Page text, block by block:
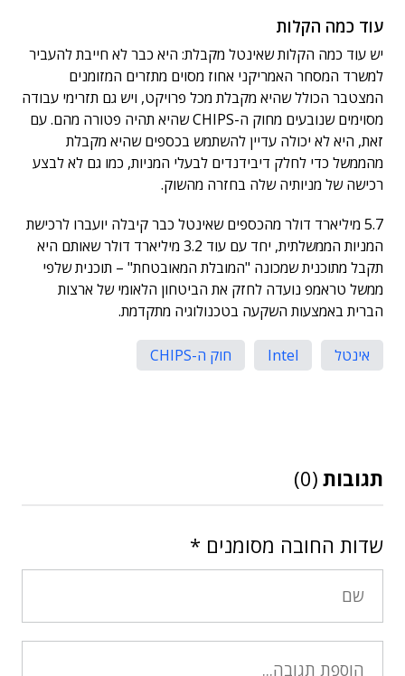
עוד כמה הקלות
יש עוד כמה הקלות שאינטל מקבלת: היא כבר לא חייבת להעביר
למשרד המסחר האמריקני אחוז מסוים מתזרים המזומנים
המצטבר הכולל שהיא מקבלת מכל פרויקט, ויש גם תזרימי עבודה
מסוימים שנובעים מחוק ה-CHIPS שהיא תהיה פטורה מהם. עם
זאת, היא לא יכולה עדיין להשתמש בכספים שהיא מקבלת
מהממשל כדי לחלק דיבידנדים לבעלי המניות, כמו גם לא לבצע
רכישה של מניותיה שלה בחזרה מהשוק.
5.7 מיליארד דולר מהכספים שאינטל כבר קיבלה יועברו לרכישת
המניות הממשלתית, יחד עם עוד 3.2 מיליארד דולר שאותם היא
תקבל מתוכנית שמכונה "המובלת המאובטחת" – תוכנית שלפי
ממשל טראמפ נועדה לחזק את הביטחון הלאומי של ארצות
הברית באמצעות השקעה בטכנולוגיה מתקדמת.
אינטל Intel חוק ה-CHIPS
תגובות (0)
שדות החובה מסומנים *